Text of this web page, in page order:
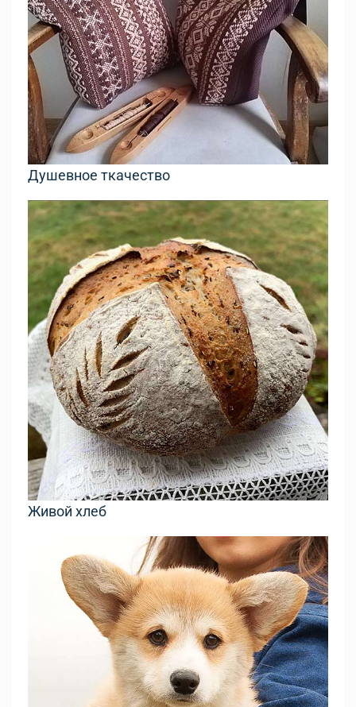
Душевное ткачество
Живой хлеб